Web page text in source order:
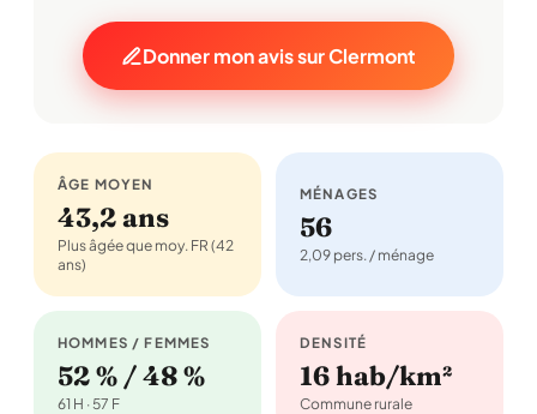
Donner mon avis sur Clermont
ÂGE MOYEN
43,2 ans
Plus âgée que moy. FR (42
ans)
MÉNAGES
56
2,09 pers. / ménage
HOMMES / FEMMES
52 % / 48 %
61 H · 57 F
DENSITÉ
16 hab/km²
Commune rurale